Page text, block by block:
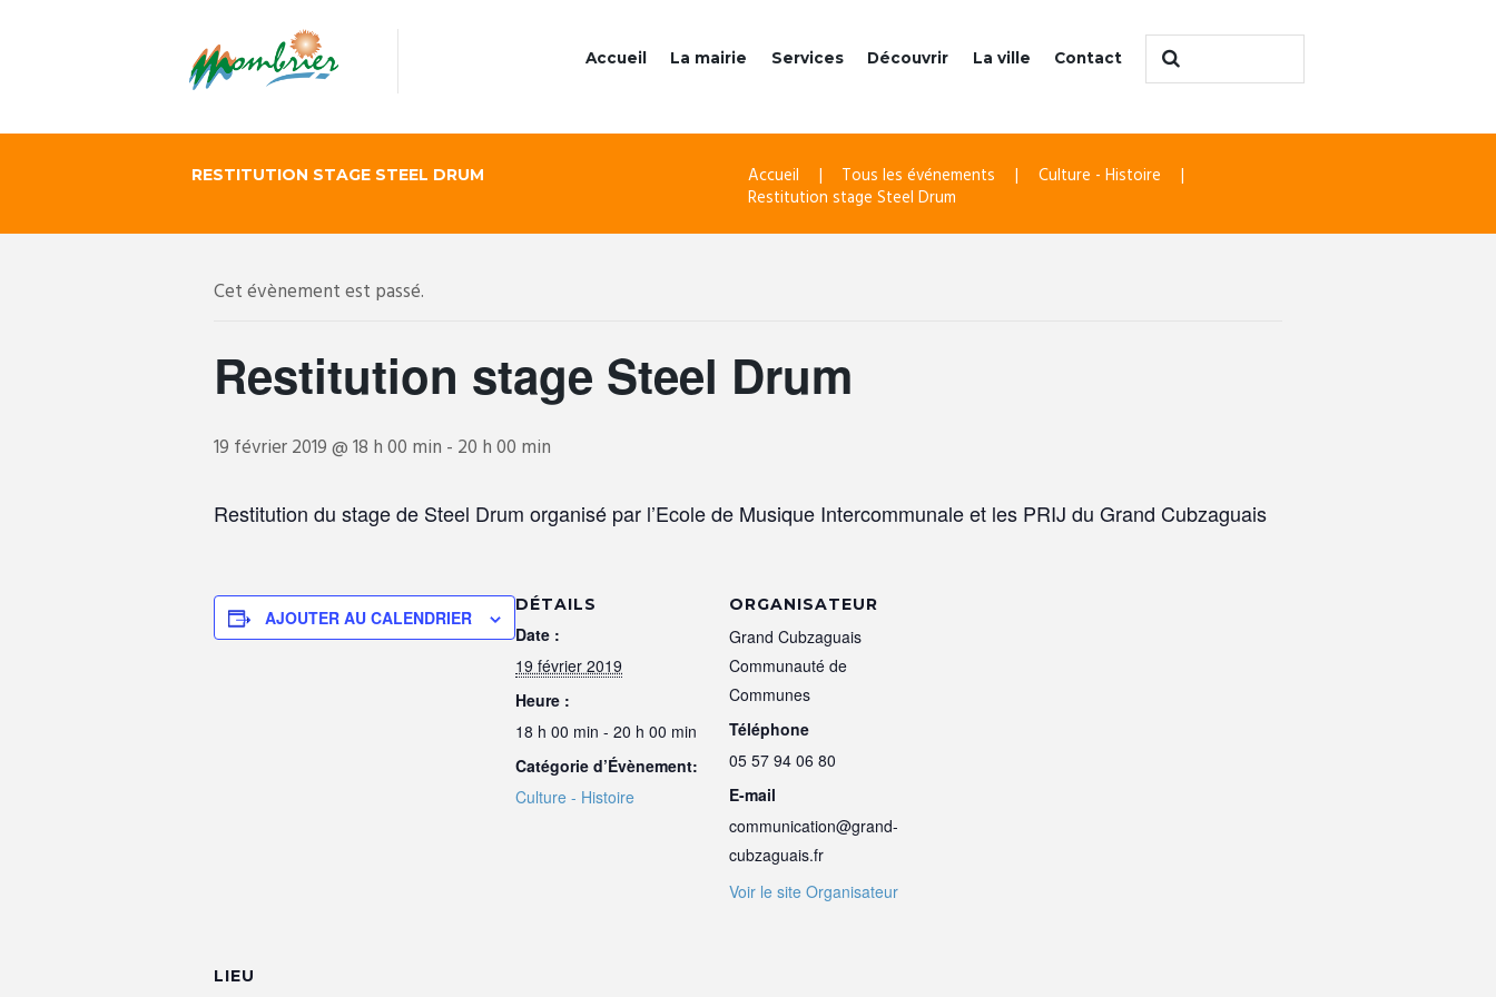
Accueil La mairie Services Découvrir La ville Contact
RESTITUTION STAGE STEEL DRUM Accueil Tous les événements
Culture - Histoire
Restitution stage Steel Drum
Cet évènement est passé.
Restitution stage Steel Drum
19 février 2019 @ 18 h 00 min - 20 h 00 min
Restitution du stage de Steel Drum organisé par l’Ecole de Musique Intercommunale et les PRIJ du Grand Cubzaguais
AJOUTER AU CALENDRIER
DÉTAILS
Date :
19 février 2019
Heure :
18 h 00 min - 20 h 00 min
Catégorie d’Évènement:
Culture - Histoire
ORGANISATEUR
Grand Cubzaguais
Communauté de
Communes
Téléphone
05 57 94 06 80
E-mail
communication@grand-
cubzaguais.fr
Voir le site Organisateur
LIEU